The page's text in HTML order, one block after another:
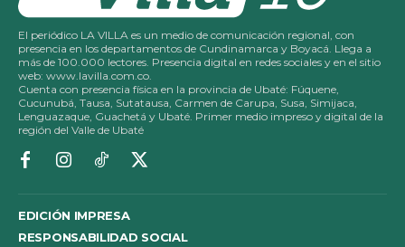
El periódico LA VILLA es un medio de comunicación regional, con
presencia en los departamentos de Cundinamarca y Boyacá. Llega a
más de 100.000 lectores. Presencia digital en redes sociales y en el sitio
web: www.lavilla.com.co.
Cuenta con presencia física en la provincia de Ubaté: Fúquene,
Cucunubá, Tausa, Sutatausa, Carmen de Carupa, Susa, Simijaca,
Lenguazaque, Guachetá y Ubaté. Primer medio impreso y digital de la
región del Valle de Ubaté
EDICIÓN IMPRESA
RESPONSABILIDAD SOCIAL